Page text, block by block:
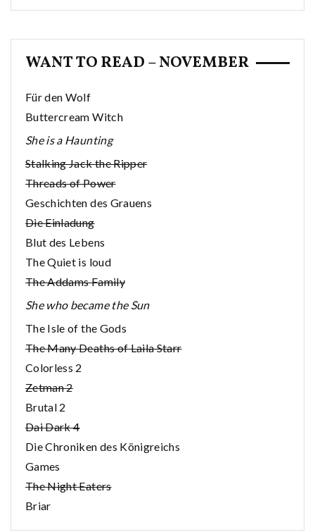
WANT TO READ – NOVEMBER
Für den Wolf
Buttercream Witch
She is a Haunting
Stalking Jack the Ripper
Threads of Power
Geschichten des Grauens
Die Einladung
Blut des Lebens
The Quiet is loud
The Addams Family
She who became the Sun
The Isle of the Gods
The Many Deaths of Laila Starr
Colorless 2
Zetman 2
Brutal 2
Dai Dark 4
Die Chroniken des Königreichs
Games
The Night Eaters
Briar